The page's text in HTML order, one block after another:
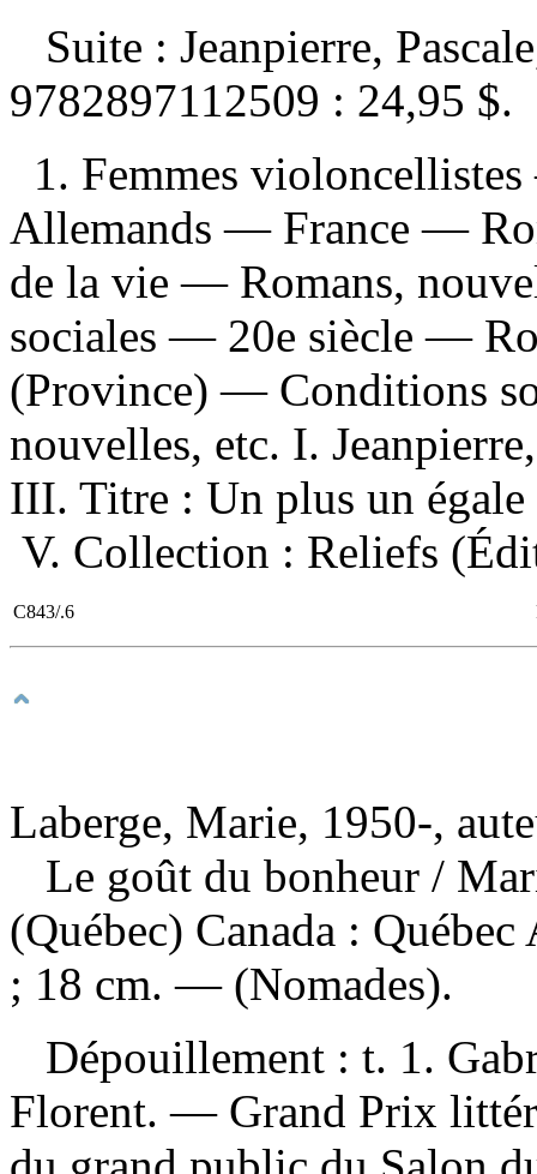
Suite : Jeanpierre,
9782897112509 : 24,95 $.
1. Femmes
Allemands — France —
de la vie — Romans,
sociales — 20e siècle —
(Province) — Conditions
nouvelles, etc. I.
III. Titre : Un plus un
V. Collection : Reliefs
C843/.6
Laberge, Marie, 1950-,
Le goût du bonheur /
(Québec) Canada :
; 18 cm. — (Nomades).
Dépouillement : t. 1.
Florent. — Grand Prix